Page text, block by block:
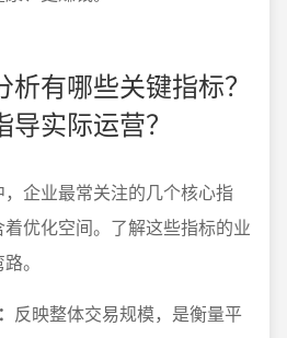
有哪些关键指标？
实际运营？
企业最常关注的几个核心指
优化空间。了解这些指标的业
。
反映整体交易规模，是衡量平